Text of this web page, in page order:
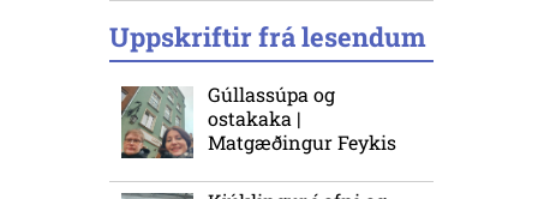
Uppskriftir frá lesendum
Gúllassúpa og
ostakaka |
Matgæðingur Feykis